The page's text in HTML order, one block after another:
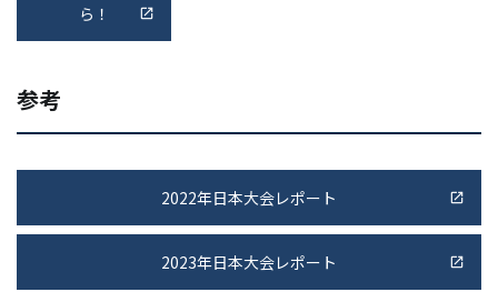
ら！
参考
2022年日本大会レポート
2023年日本大会レポート